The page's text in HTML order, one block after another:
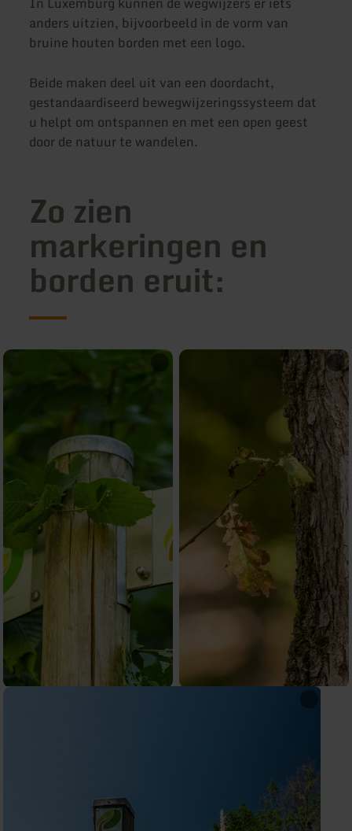
anders uitzien, bijvoorbeeld in de vorm van
bruine houten borden met een logo.
Beide maken deel uit van een doordacht,
gestandaardiseerd bewegwijzeringssysteem dat
u helpt om ontspannen en met een open geest
door de natuur te wandelen.
Zo zien
markeringen en
borden eruit: